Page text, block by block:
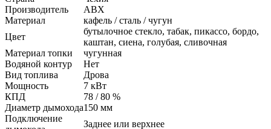
Производитель
ABX
Материал
кафель / сталь / чугун
Цвет
бутылочное стекло, табак, пикассо, бордо,
каштан, сиена, голубая, сливочная
Материал топки
чугунная
Водяной контур
Нет
Вид топлива
Дрова
Мощность
7 кВт
КПД
78 / 80 %
Диаметр дымохода150 мм
Подключение
Заднее или верхнее